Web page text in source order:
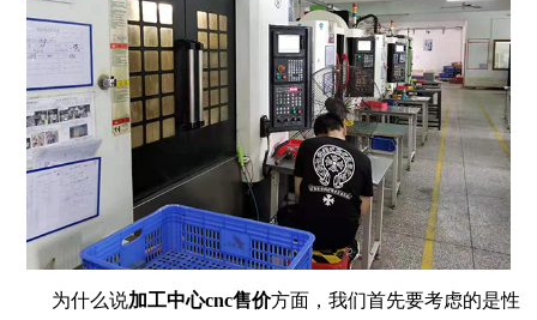
为什么说加工中心cnc售价方面，我们首先要考虑的是性